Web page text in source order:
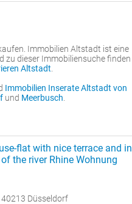
Immobilien Altstadt ist eine
zu dieser Immobiliensuche finden
Altstadt
Immobilien Inserate Altstadt von
und Meerbusch
flat with nice terrace and in
the river Rhine Wohnung
Düsseldorf